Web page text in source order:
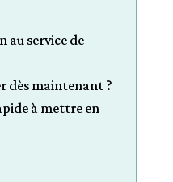
au service de
dès maintenant ?
à mettre en